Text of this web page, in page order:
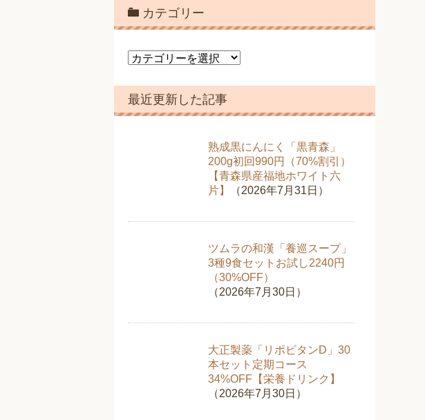
カテゴリー
カ
ゴ
リ
ー
最近更新した記事
熟成黒にんにく「黒青森」
200g初回990円（70%割引）
【青森県産福地ホワイト六
片】
（2026年7月31日）
ツムラの和漢「養巡スープ」
3種9食セットお試し2240円
（30%OFF）
（2026年7月30日）
大正製薬「リポビタンD」30
本セット定期コース
34%OFF【栄養ドリンク】
（2026年7月30日）